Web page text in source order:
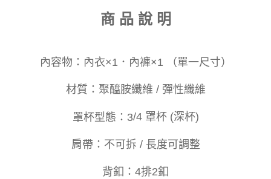
商 品 說 明
內容物： 內衣×1．內褲×1 （單一尺寸）
材質： 聚醯胺纖維 / 彈性纖維
罩杯型態：3/4 罩杯 (深杯)
肩帶： 不可拆 / 長度可調整
背釦 ： 4排2釦